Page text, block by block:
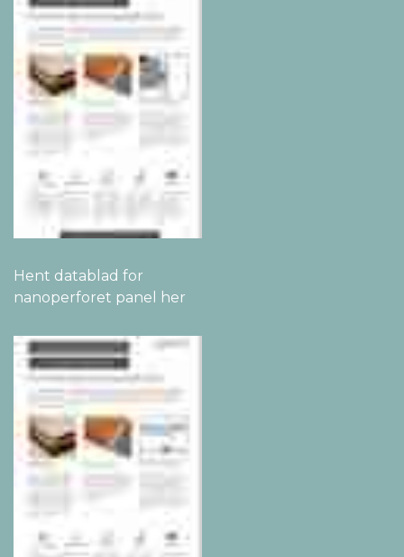
Hent datablad for
nanoperforet panel her